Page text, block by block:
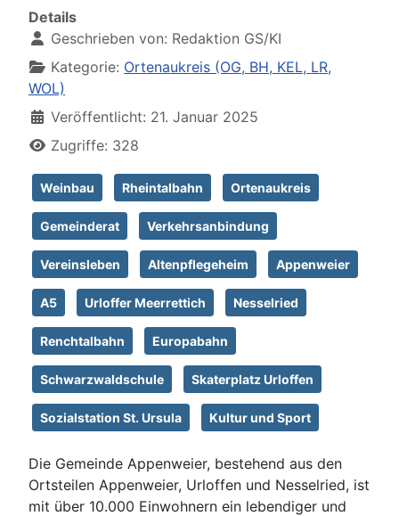
Details
Geschrieben von: Redaktion GS/KI
Kategorie: Ortenaukreis (OG, BH, KEL, LR,
WOL)
Veröffentlicht: 21. Januar 2025
Zugriffe: 328
Weinbau Rheintalbahn Ortenaukreis
Gemeinderat Verkehrsanbindung
Vereinsleben Altenpflegeheim Appenweier
A5 Urloffer Meerrettich Nesselried
Renchtalbahn Europabahn
Schwarzwaldschule Skaterplatz Urloffen
Sozialstation St. Ursula Kultur und Sport
Die Gemeinde Appenweier, bestehend aus den
Ortsteilen Appenweier, Urloffen und Nesselried, ist
mit über 10.000 Einwohnern ein lebendiger und